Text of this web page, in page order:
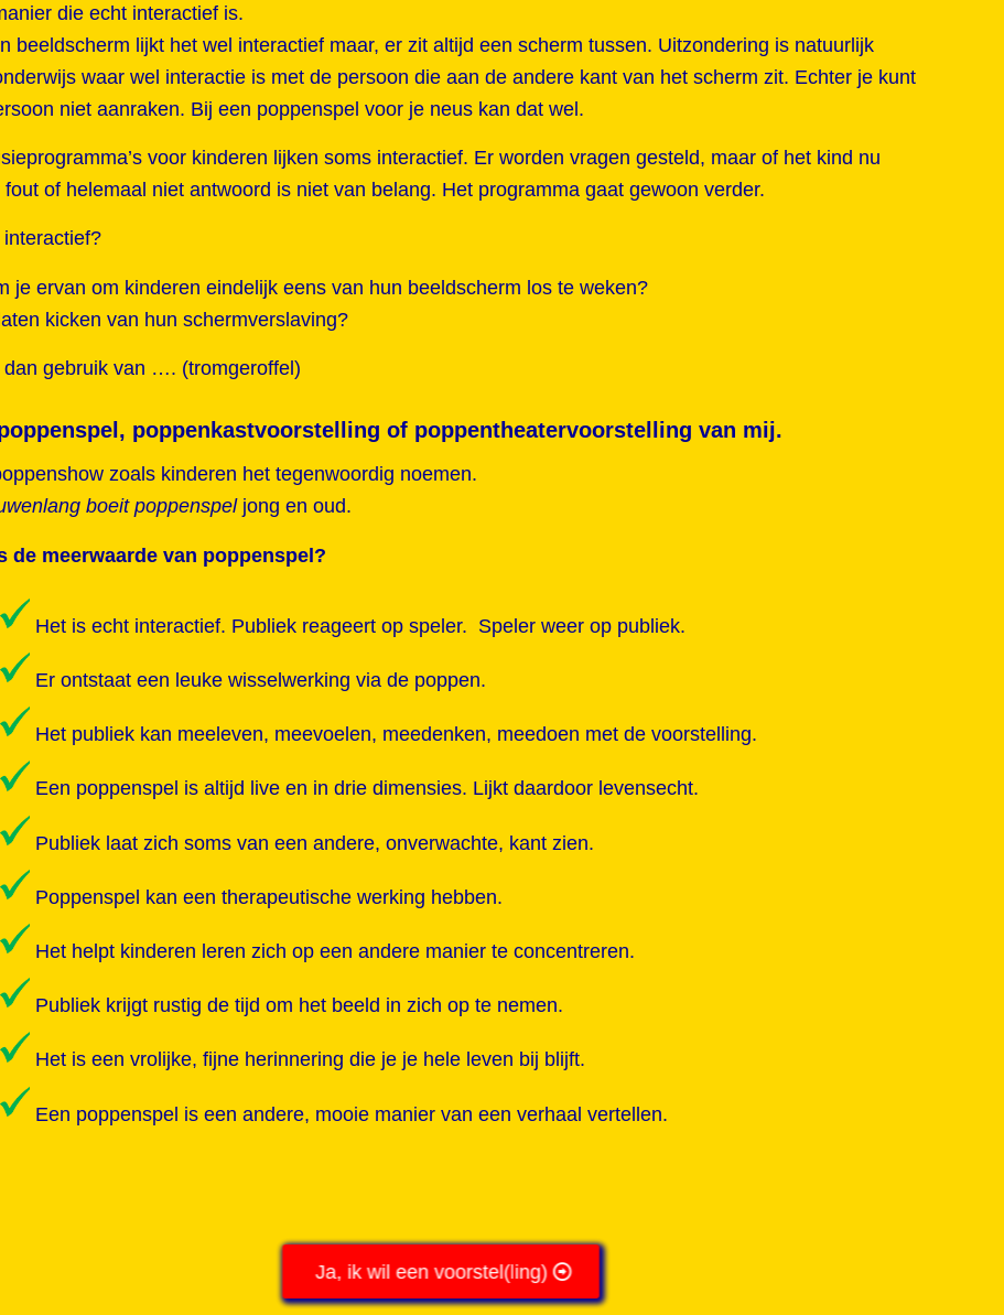
die echt interactief is.
beeldscherm lijkt het wel interactief maar, er zit altijd een scherm tussen. Uitzondering is natuurlijk
waar wel interactie is met de persoon die aan de andere kant van het scherm zit. Echter je kunt
niet aanraken. Bij een poppenspel voor je neus kan dat wel.
voor kinderen lijken soms interactief. Er worden vragen gesteld, maar of het kind nu
fout of helemaal niet antwoord is niet van belang. Het programma gaat gewoon verder.
interactief?
je ervan om kinderen eindelijk eens van hun beeldscherm los te weken?
kicken van hun schermverslaving?
dan gebruik van …. (tromgeroffel)
poppenkastvoorstelling of poppentheatervoorstelling van mij.
zoals kinderen het tegenwoordig noemen.
boeit poppenspeljong en oud.
de meerwaarde van poppenspel?
Het is echt interactief. Publiek reageert op speler. Speler weer op publiek.
Er ontstaat een leuke wisselwerking via de poppen.
Het publiek kan meeleven, meevoelen, meedenken, meedoen met de voorstelling.
Een poppenspel is altijd live en in drie dimensies. Lijkt daardoor levensecht.
Publiek laat zich soms van een andere, onverwachte, kant zien.
Poppenspel kan een therapeutische werking hebben.
Het helpt kinderen leren zich op een andere manier te concentreren.
Publiek krijgt rustig de tijd om het beeld in zich op te nemen.
Het is een vrolijke, fijne herinnering die je je hele leven bij blijft.
Een poppenspel is een andere, mooie manier van een verhaal vertellen.
Ja, ik wil een voorstel(ling)